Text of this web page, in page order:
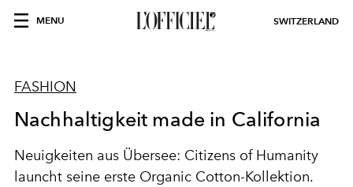
MENU SWITZERLAND
FASHION
Nachhaltigkeit made in California
Neuigkeiten aus Übersee: Citizens of Humanity
launcht seine erste Organic Cotton-Kollektion.